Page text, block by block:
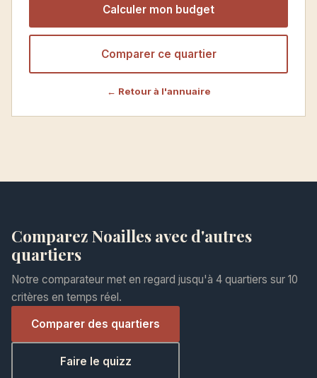
Calculer mon budget
Comparer ce quartier
← Retour à l'annuaire
Comparez Noailles avec d'autres
quartiers
Notre comparateur met en regard jusqu'à 4 quartiers sur 10
critères en temps réel.
Comparer des quartiers
Faire le quizz